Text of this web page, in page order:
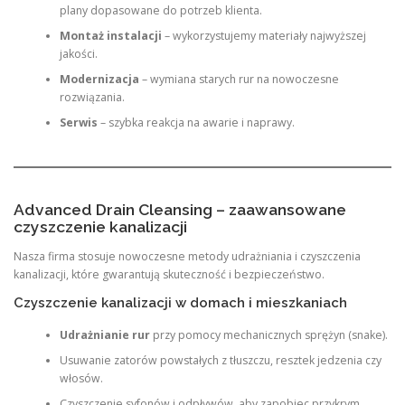
plany dopasowane do potrzeb klienta.
Montaż instalacji – wykorzystujemy materiały najwyższej
jakości.
Modernizacja – wymiana starych rur na nowoczesne
rozwiązania.
Serwis – szybka reakcja na awarie i naprawy.
Advanced Drain Cleansing – zaawansowane
czyszczenie kanalizacji
Nasza firma stosuje nowoczesne metody udrażniania i czyszczenia
kanalizacji, które gwarantują skuteczność i bezpieczeństwo.
Czyszczenie kanalizacji w domach i mieszkaniach
Udrażnianie rurprzy pomocy mechanicznych sprężyn (snake).
Usuwanie zatorów powstałych z tłuszczu, resztek jedzenia czy
włosów.